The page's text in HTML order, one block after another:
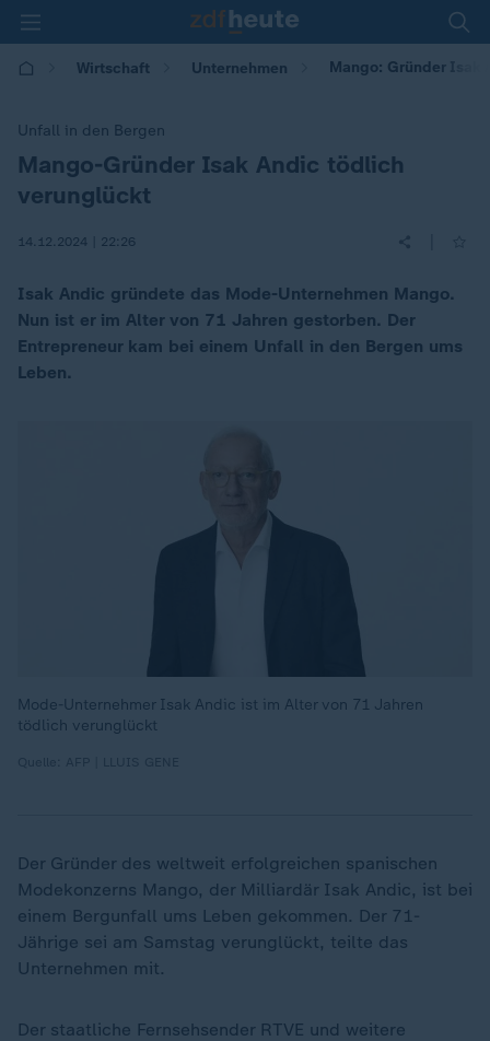
Wirtschaft Unternehmen Mango: Gründer
Unfall in den Bergen
:Mango-Gründer Isak Andic tödlich
verunglückt
14.12.2024 | 22:26
Isak Andic gründete das Mode-Unternehmen Mango.
Nun ist er im Alter von 71 Jahren gestorben. Der
Entrepreneur kam bei einem Unfall in den Bergen ums
Leben.
Mode-Unternehmer Isak Andic ist im Alter von 71 Jahren
tödlich verunglückt
Der Gründer des weltweit erfolgreichen spanischen
Modekonzerns Mango, der Milliardär Isak Andic, ist bei
einem Bergunfall ums Leben gekommen. Der 71-
Jährige sei am Samstag verunglückt, teilte das
Unternehmen mit.
Der staatliche Fernsehsender RTVE und weitere